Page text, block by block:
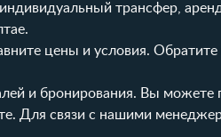
трансфер,
цены и условия. Обратите
и бронирования. Вы можете
Для связи с нашими